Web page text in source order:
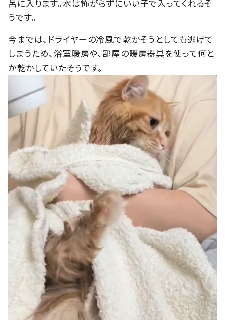
呂に入ります。水は怖がらずにいい子で入ってくれるそ
うです。
今までは、ドライヤーの冷風で乾かそうとしても逃げて
しまうため、浴室暖房や、部屋の暖房器具を使って何と
か乾かしていたそうです。